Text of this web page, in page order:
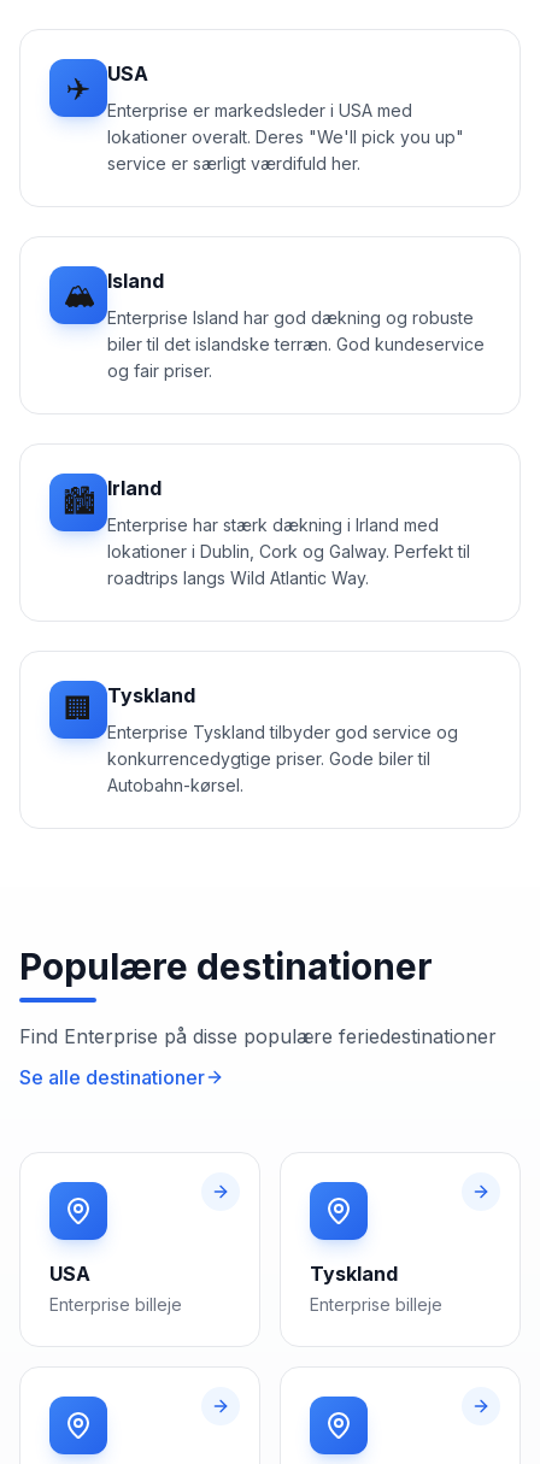
✈️ USA
Enterprise er markedsleder i USA med
lokationer overalt. Deres "We'll pick you up"
service er særligt værdifuld her.
🏔️ Island
Enterprise Island har god dækning og robuste
biler til det islandske terræn. God kundeservice
og fair priser.
🏙️ Irland
Enterprise har stærk dækning i Irland med
lokationer i Dublin, Cork og Galway. Perfekt til
roadtrips langs Wild Atlantic Way.
🏢 Tyskland
Enterprise Tyskland tilbyder god service og
konkurrencedygtige priser. Gode biler til
Autobahn-kørsel.
Populære destinationer
Find Enterprise på disse populære feriedestinationer
Se alle destinationer
USA
Enterprise billeje
Tyskland
Enterprise billeje